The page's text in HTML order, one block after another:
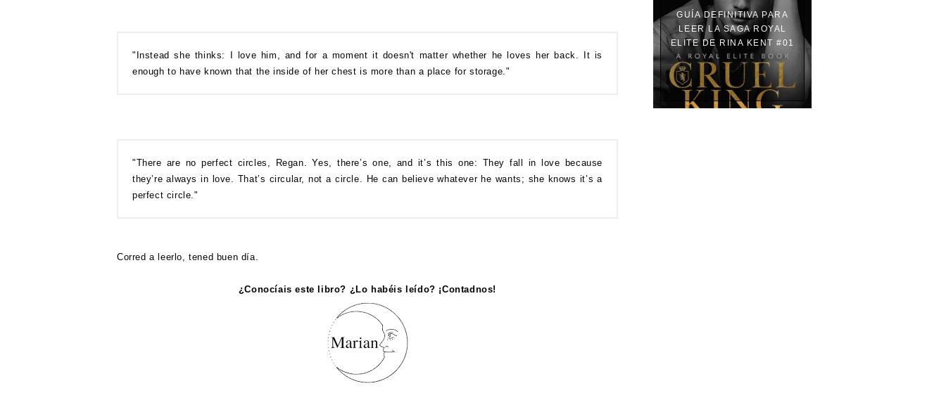
"Instead she thinks: I love him, and for a moment it doesn't matter whether he loves her back. It is
enough to have known that the inside of her chest is more than a place for storage."
"There are no perfect circles, Regan. Yes, there’s one, and it’s this one: They fall in love because
they’re always in love. That’s circular, not a circle. He can believe whatever he wants; she knows it’s a
perfect circle."
Corred a leerlo, tened buen día.
¿Conocíais este libro? ¿Lo habéis leído? ¡Contadnos!
GUÍA DEFINITIVA PARA
LEER LA SAGA ROYAL
ELITE DE RINA KENT #01